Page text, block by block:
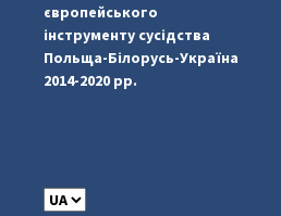
pimrec_project
європейського
інструменту сусідства
Польща-Білорусь-Україна
2014-2020 рр.
C